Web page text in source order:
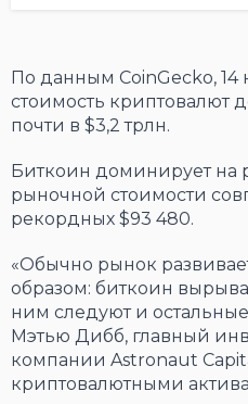
По данным CoinGecko,
стоимость криптовалют
почти в $3,2 трлн.
Биткоин доминирует на
рыночной стоимости
рекордных $93 480.
«Обычно рынок
образом: биткоин
ним следуют и
Мэтью Дибб, главный
компании Astronaut
криптовалютными